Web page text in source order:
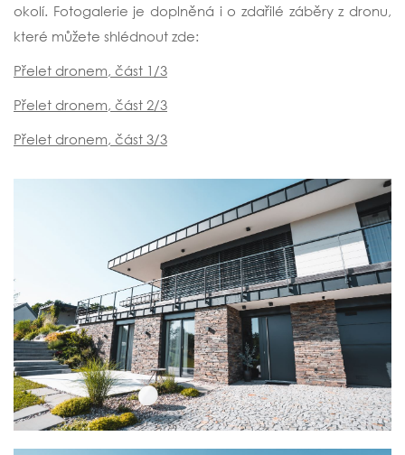
okolí. Fotogalerie je doplněná i o zdařilé záběry z dronu,
které můžete shlédnout zde:
Přelet dronem, část 1/3
Přelet dronem, část 2/3
Přelet dronem, část 3/3